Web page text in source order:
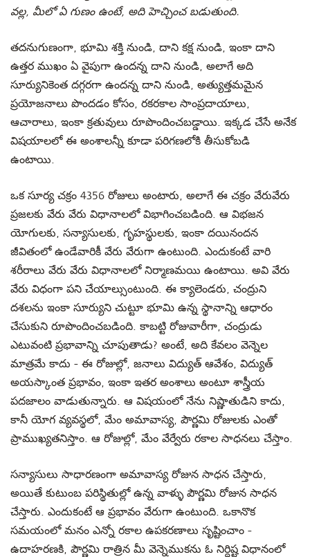
వల్ల, మీలో ఏ గుణం ఉంటే, అది హెచ్చించ బడుతుంది.
తదనుగుణంగా, భూమి శక్తి నుండి, దాని కక్ష నుండి, ఇంకా దాని
ఉత్తర ముఖం ఏ వైపుగా ఉందన్న దాని నుండి, అలాగే అది
సూర్యునికెంత దగ్గరగా ఉందన్న దాని నుండి, అత్యుత్తమమైన
ప్రయోజనాలు పొందడం కోసం, రకరకాల సాంప్రదాయాలు,
ఆచారాలు, ఇంకా క్రతువులు రూపొందించబడ్డాయి. ఇక్కడ చేసే అనేక
విషయాలలో ఈ అంశాలన్నీ కూడా పరిగణలోకి తీసుకోబడి
ఉంటాయి.
ఒక సూర్య చక్రం 4356 రోజులు అంటారు, అలాగే ఈ చక్రం వేరువేరు
ప్రజలకు వేరు వేరు విధానాలలో విభాగించబడింది. ఆ విభజన
యోగులకు, సన్యాసులకు, గృహస్థులకు, ఇంకా దయినందన
జీవితంలో ఉండేవారికీ వేరు వేరుగా ఉంటుంది. ఎందుకంటే వారి
శరీరాలు వేరు వేరు విధానాలలో నిర్మాణమయి ఉంటాయి. అవి వేరు
వేరు విధంగా పని చేయాల్సుంటుంది. ఈ క్యాలెండరు, చంద్రుని
దశలను ఇంకా సూర్యుని చుట్టూ భూమి ఉన్న స్థానాన్ని ఆధారం
చేసుకుని రూపొందించబడింది. కాబట్టి రోజువారీగా, చంద్రుడు
ఎటువంటి ప్రభావాన్ని చూపుతాడు? అంటే, అది కేవలం వెన్నెల
మాత్రమే కాదు - ఈ రోజుల్లో, జనాలు విద్యుత్ ఆవేశం, విద్యుత్
అయస్కాంత ప్రభావం, ఇంకా ఇతర అంశాలు అంటూ శాస్త్రీయ
పదజాలం వాడుతున్నారు. ఆ విషయంలో నేను నిష్ణాతుడిని కాదు,
కానీ యోగ వ్యవస్థలో, మేం అమావాస్య, పౌర్ణమి రోజులకు ఎంతో
ప్రాముఖ్యతనిస్తాం. ఆ రోజుల్లో, మేం వేర్వేరు రకాల సాధనలు చేస్తాం.
సన్యాసులు సాధారణంగా అమావాస్య రోజున సాధన చేస్తారు,
అయితే కుటుంబ పరిస్థితుల్లో ఉన్న వాళ్ళు పౌర్ణమి రోజున సాధన
చేస్తారు. ఎందుకంటే ఆ ప్రభావం వేరుగా ఉంటుంది. ఒకానొక
సమయంలో మనం ఎన్నో రకాల ఉపకరణాలు సృష్టించాం -
ఉదాహరణకి, పౌర్ణమి రాత్రిన మీ వెన్నెముకను ఓ నిర్దిష్ట విధానంలో